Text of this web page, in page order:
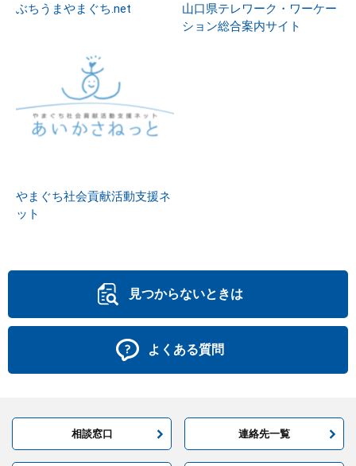
ぶちうまやまぐち.net
山口県テレワーク・ワーケー
ション総合案内サイト
やまぐち社会貢献活動支援ネ
ット
見つからないときは
よくある質問
相談窓口 連絡先一覧